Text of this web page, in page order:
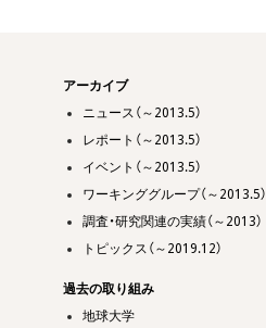
アーカイブ
ニュース（～2013.5）
レポート（～2013.5）
イベント（～2013.5）
ワーキンググループ（～2013.5）
調査・研究関連の実績（～2013）
トピックス（～2019.12）
過去の取り組み
地球大学